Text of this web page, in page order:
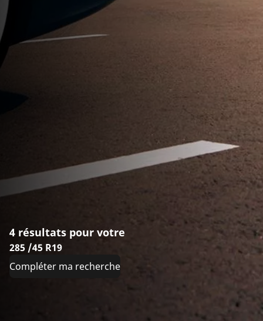
4 résultats pour votre
285 /45 R19
Compléter ma recherche